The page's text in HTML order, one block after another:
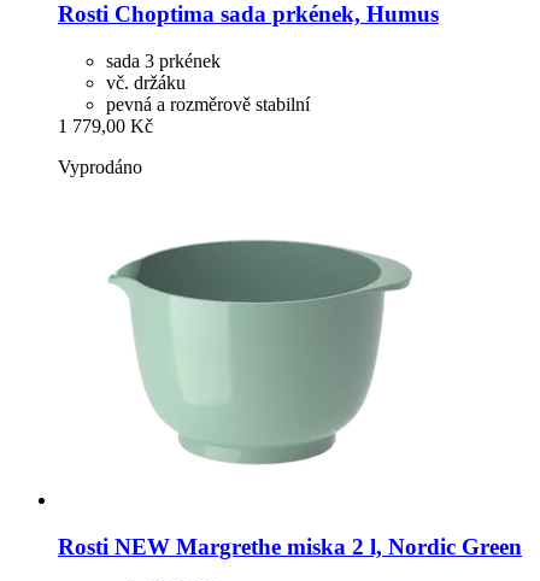
Rosti Choptima sada prkének, Humus
sada 3 prkének
vč. držáku
pevná a rozměrově stabilní
1 779,00 Kč
Vyprodáno
Rosti NEW Margrethe miska 2 l, Nordic Green